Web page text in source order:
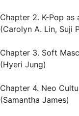
Chapter 2. K-Pop
(Carolyn A. Lin, Suji
Chapter 3. Soft
(Hyeri Jung)
Chapter 4. Neo
(Samantha James)